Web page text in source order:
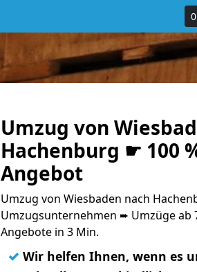
Umzug von
Hachenburg ☛ 100
Angebot
Umzug von Wiesbaden nach
Umzugsunternehmen ➨ Umzüge ab
Angebote in 3 Min.
✓ Wir helfen Ihnen, wenn es